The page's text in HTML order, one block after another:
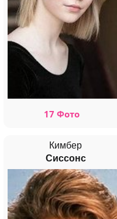
17 Фото
Кимбер
Сиссонс